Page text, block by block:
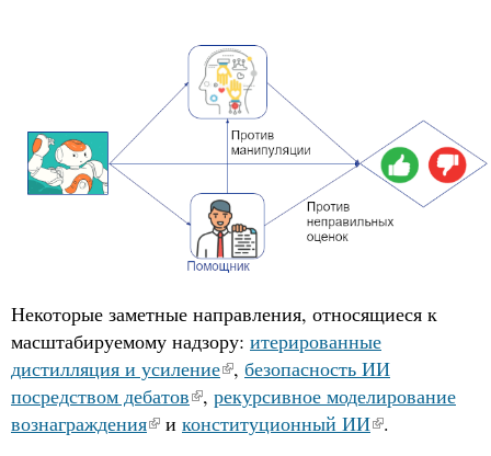
Некоторые заметные направления, относящиеся к
масштабируемому надзору: итерированные
дистилляция и усиление , безопасность ИИ
посредством дебатов , рекурсивное моделирование
вознаграждения
и конституционный ИИ .